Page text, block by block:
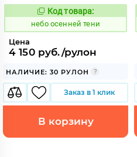
1117853
Код товара:
небо осенней тени
Цена
4 150 руб./рулон
НАЛИЧИЕ: 30 РУЛОН
Заказ в 1 клик
В корзину